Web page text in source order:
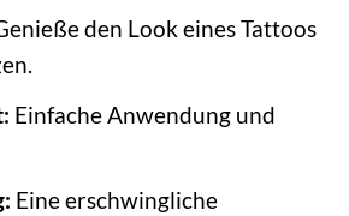
den Look eines Tattoos
Einfache Anwendung und
Eine erschwingliche